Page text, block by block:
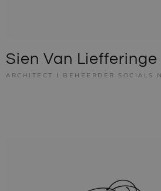
Sien Van Liefferinge
ARCHITECT I BEHEERDER SOCIALS